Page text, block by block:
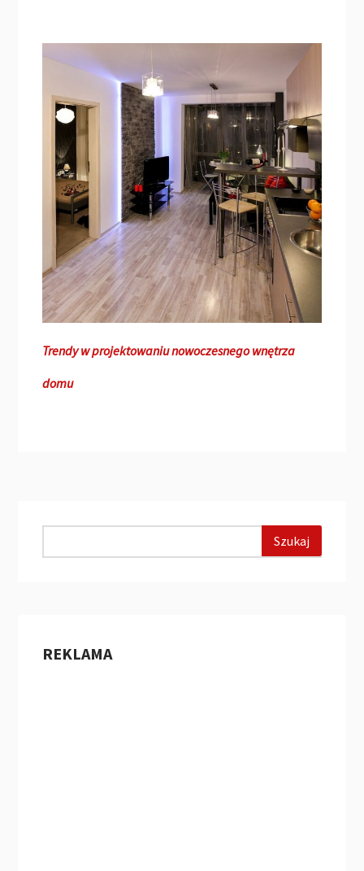
Trendy w projektowaniu nowoczesnego wnętrza
domu
REKLAMA